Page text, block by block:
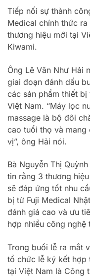
Tiếp nối sự thành
Medical chính thức
thương hiệu mới tại
Kiwami.
Ông Lê Văn Như Hải
giai đoạn đánh dấu
các sản phẩm thiết
Việt Nam. “Máy lọc
massage là bộ đôi
cao tuổi thọ và mang
vị”, ông Hải nói.
Bà Nguyễn Thị
tin rằng 3 thương
sẽ đáp ứng tốt nhu
bị từ Fuji Medical
đánh giá cao và ưu
hợp nhiều công nghệ
Trong buổi lễ ra mắt
tổ chức lễ ký kết hợp
tại Việt Nam là Công